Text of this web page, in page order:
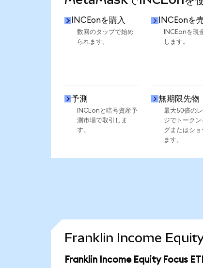
INCEonを購入
数回のタップで始め
られます。
INCEonを
INCEonを現
します。
予測
INCEonと暗号資産予
測市場で取引しま
す。
無期限先物
最大50倍の
ジでトークン
グまたはショ
ます。
Franklin Income Equity
Franklin Income Equity Focus